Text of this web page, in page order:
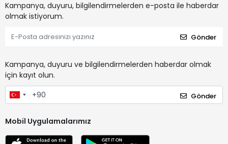
Kampanya, duyuru, bilgilendirmelerden e-posta ile haberdar
olmak istiyorum.
Gönder
Kampanya, duyuru ve bilgilendirmelerden haberdar olmak
için kayıt olun.
Gönder
Mobil Uygulamalarımız